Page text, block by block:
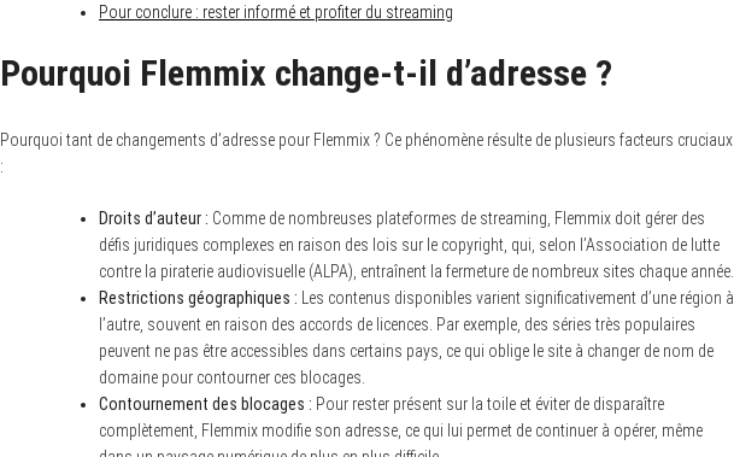
Pour conclure : rester informé et profiter du streaming
Pourquoi Flemmix change-t-il d’adresse ?
Pourquoi tant de changements d’adresse pour Flemmix ? Ce phénomène résulte de plusieurs facteurs cruciaux
:
Droits d’auteur : Comme de nombreuses plateformes de streaming, Flemmix doit gérer des
défis juridiques complexes en raison des lois sur le copyright, qui, selon l’Association de lutte
contre la piraterie audiovisuelle (ALPA), entraînent la fermeture de nombreux sites chaque année.
Restrictions géographiques : Les contenus disponibles varient significativement d’une région à
l’autre, souvent en raison des accords de licences. Par exemple, des séries très populaires
peuvent ne pas être accessibles dans certains pays, ce qui oblige le site à changer de nom de
domaine pour contourner ces blocages.
Contournement des blocages : Pour rester présent sur la toile et éviter de disparaître
complètement, Flemmix modifie son adresse, ce qui lui permet de continuer à opérer, même